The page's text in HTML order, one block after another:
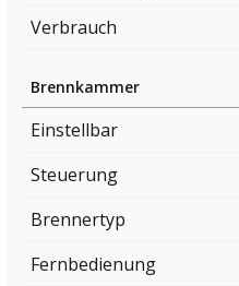
Verbrauch
Brennkammer
Einstellbar
Steuerung
Brennertyp
Fernbedienung